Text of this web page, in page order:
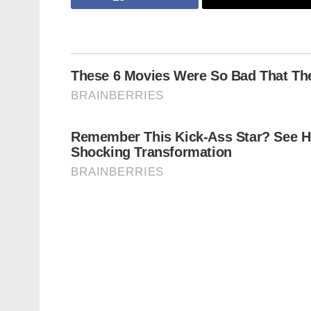
പ്രതിഷേധങ്ങളുടെ റീലുകൾക്കും
ചർച്ചകൾ നടക്കും. യുഎഇ പ്രസിഡന്റ്
കേവലം ഇന്ധനം വാങ്ങുക
ഇടനാഴികൾ വികസിപ്പിക്കുക എന്ന
അടുത്ത 30 വർഷത്തെ ഭാരതത്തിന്റെ
യാഥാർത്ഥ്യമാകുന്നതോടെ ചൈന
വ്യാപാര മേഖലയിൽ ഭാരതം നൽകുന്ന
പുറമെ, രാജ്യത്തെ തന്ത്രപ്രധാനമായ
Reserves) ശേഷി വർദ്ധിപ്പിക്കാനും കേന്ദ്ര
നൽകിയിട്ടുണ്ട്. പാകിസ്ഥാനെയോ മറ്റ്
അറബിക്കടലിന്റെ ആഴങ്ങളിലൂടെ ഇന്ധനം